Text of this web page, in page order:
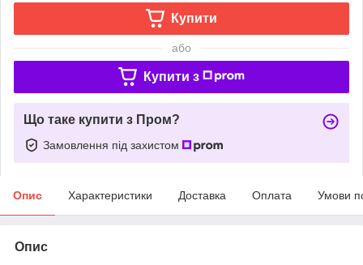
Купити
або
Купити з
Що таке купити з Пром?
Замовлення під захистом
Опис Характеристики Доставка Оплата Умови
Опис